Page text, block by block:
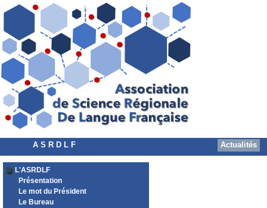
A S R D L F Actualités
L'ASRDLF
Présentation
Le mot du Président
Le Bureau